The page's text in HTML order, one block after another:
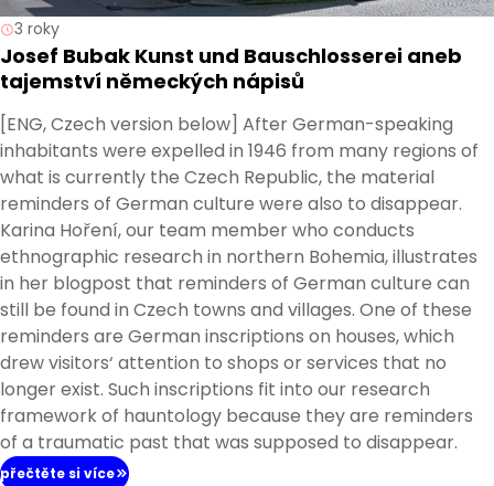
3 roky
Josef Bubak Kunst und Bauschlosserei aneb
tajemství německých nápisů
[ENG, Czech version below] After German-speaking
inhabitants were expelled in 1946 from many regions of
what is currently the Czech Republic, the material
reminders of German culture were also to disappear.
Karina Hoření, our team member who conducts
ethnographic research in northern Bohemia, illustrates
in her blogpost that reminders of German culture can
still be found in Czech towns and villages. One of these
reminders are German inscriptions on houses, which
drew visitors‘ attention to shops or services that no
longer exist. Such inscriptions fit into our research
framework of hauntology because they are reminders
of a traumatic past that was supposed to disappear.
přečtěte si více